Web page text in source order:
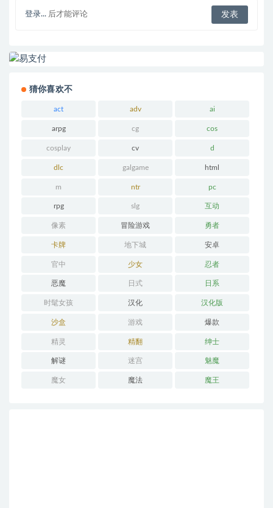
登录... 后才能评论
猜你喜欢不
act adv ai
arpg cg cos
cosplay cv d
dlc galgame html
m ntr pc
rpg slg 互动
像素 冒险游戏 勇者
卡牌 地下城 安卓
官中 少女 忍者
恶魔 日式 日系
时髦女孩 汉化 汉化版
沙盒 游戏 爆款
精灵 精翻 绅士
解谜 迷宫 魅魔
魔女 魔法 魔王